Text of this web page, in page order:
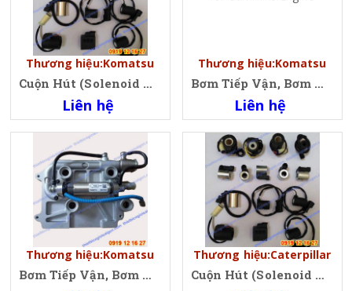
Thương hiệu:Komatsu
Cuộn Hút (Solenoid Valve Coil)
Liên hệ
Thương hiệu:Komatsu
Bơm Tiếp Vận, Bơm Nhiên Liệu, Bơm Nhiên Liệu Điện Cummins, Fuel Transfer Pump for Cummins Engine
Liên hệ
Thương hiệu:Komatsu
Bơm Tiếp Vận, Bơm Nhiên Liệu, Bơm Nhiên Liệu Điện Cummins 3968189, 4937766, 5260634, 3968190, 4944735
Thương hiệu:Caterpillar
Cuộn Hút (Solenoid Valve Coil)